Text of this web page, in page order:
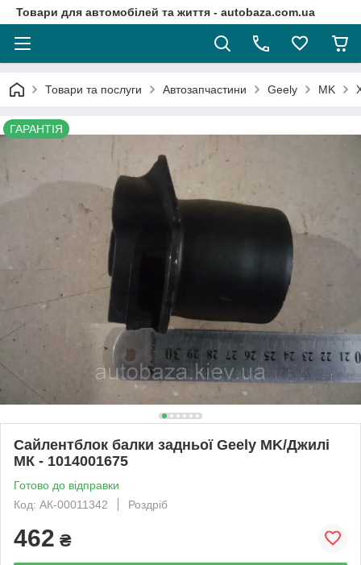
Товари для автомобілей та життя - autobaza.com.ua
Товари та послуги Автозапчастини Geely MK
ГАРАНТІЯ
Сайлентблок балки задньої Geely MK/Джилі
МК - 1014001675
Готово до відправки
Код: АК-00011342
Роздріб
462 ₴